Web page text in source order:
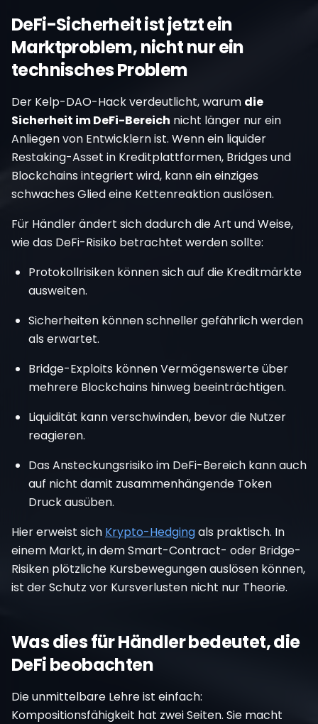
DeFi-Sicherheit ist jetzt ein
Marktproblem, nicht nur ein
technisches Problem
Der Kelp-DAO-Hack verdeutlicht, warum die
Sicherheit im DeFi-Bereich nicht länger nur ein
Anliegen von Entwicklern ist. Wenn ein liquider
Restaking-Asset in Kreditplattformen, Bridges und
Blockchains integriert wird, kann ein einziges
schwaches Glied eine Kettenreaktion auslösen.
Für Händler ändert sich dadurch die Art und Weise,
wie das DeFi-Risiko betrachtet werden sollte:
Protokollrisiken können sich auf die Kreditmärkte
ausweiten.
Sicherheiten können schneller gefährlich werden
als erwartet.
Bridge-Exploits können Vermögenswerte über
mehrere Blockchains hinweg beeinträchtigen.
Liquidität kann verschwinden, bevor die Nutzer
reagieren.
Das Ansteckungsrisiko im DeFi-Bereich kann auch
auf nicht damit zusammenhängende Token
Druck ausüben.
Hier erweist sich Krypto-Hedgingals praktisch. In
einem Markt, in dem Smart-Contract- oder Bridge-
Risiken plötzliche Kursbewegungen auslösen können,
ist der Schutz vor Kursverlusten nicht nur Theorie.
Was dies für Händler bedeutet, die
DeFi beobachten
Die unmittelbare Lehre ist einfach:
Kompositionsfähigkeit hat zwei Seiten. Sie macht